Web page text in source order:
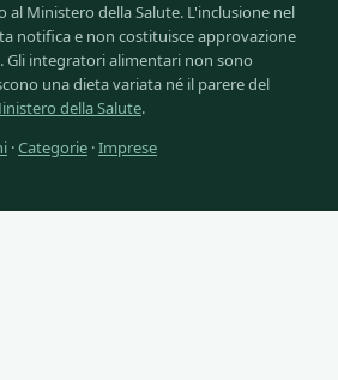
Ministero della Salute. L'inclusione nel
notifica e non costituisce approvazione
integratori alimentari non sono
una dieta variata né il parere del
della Salute.
·Categorie ·Imprese